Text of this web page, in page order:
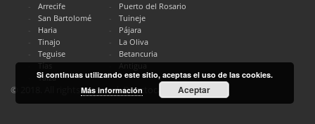
Arrecife
San Bartolomé
Haria
Tinajo
Teguise
Tías
Yaiza
Puerto del Rosario
Tuineje
Pájara
La Oliva
Betancuria
Antigua
© 2018. All rights reserved. Directocanarias.com
Si continuas utilizando este sitio, aceptas el uso de las cookies.
Más información
Aceptar